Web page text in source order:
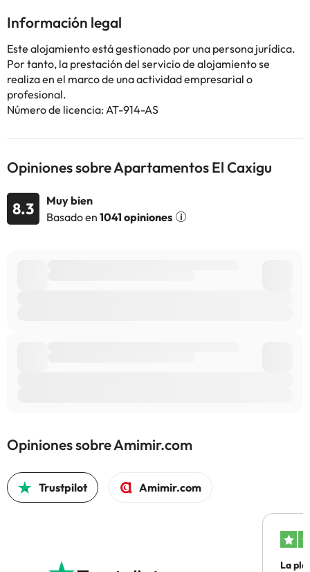
consultar sus tarifas directamente en el establecimiento. Toda la
información de esta ficha está sujeta a cambios por parte del
alojamiento. Si tienes dudas, contáctanos.
Información legal
Este alojamiento está gestionado por una persona jurídica.
Por tanto, la prestación del servicio de alojamiento se
realiza en el marco de una actividad empresarial o
profesional.
Número de licencia: AT-914-AS
Opiniones sobre Apartamentos El Caxigu
8.3
Muy bien
Basado en 1041 opiniones
Opiniones sobre Amimir.com
Trustpilot Amimir.com
La